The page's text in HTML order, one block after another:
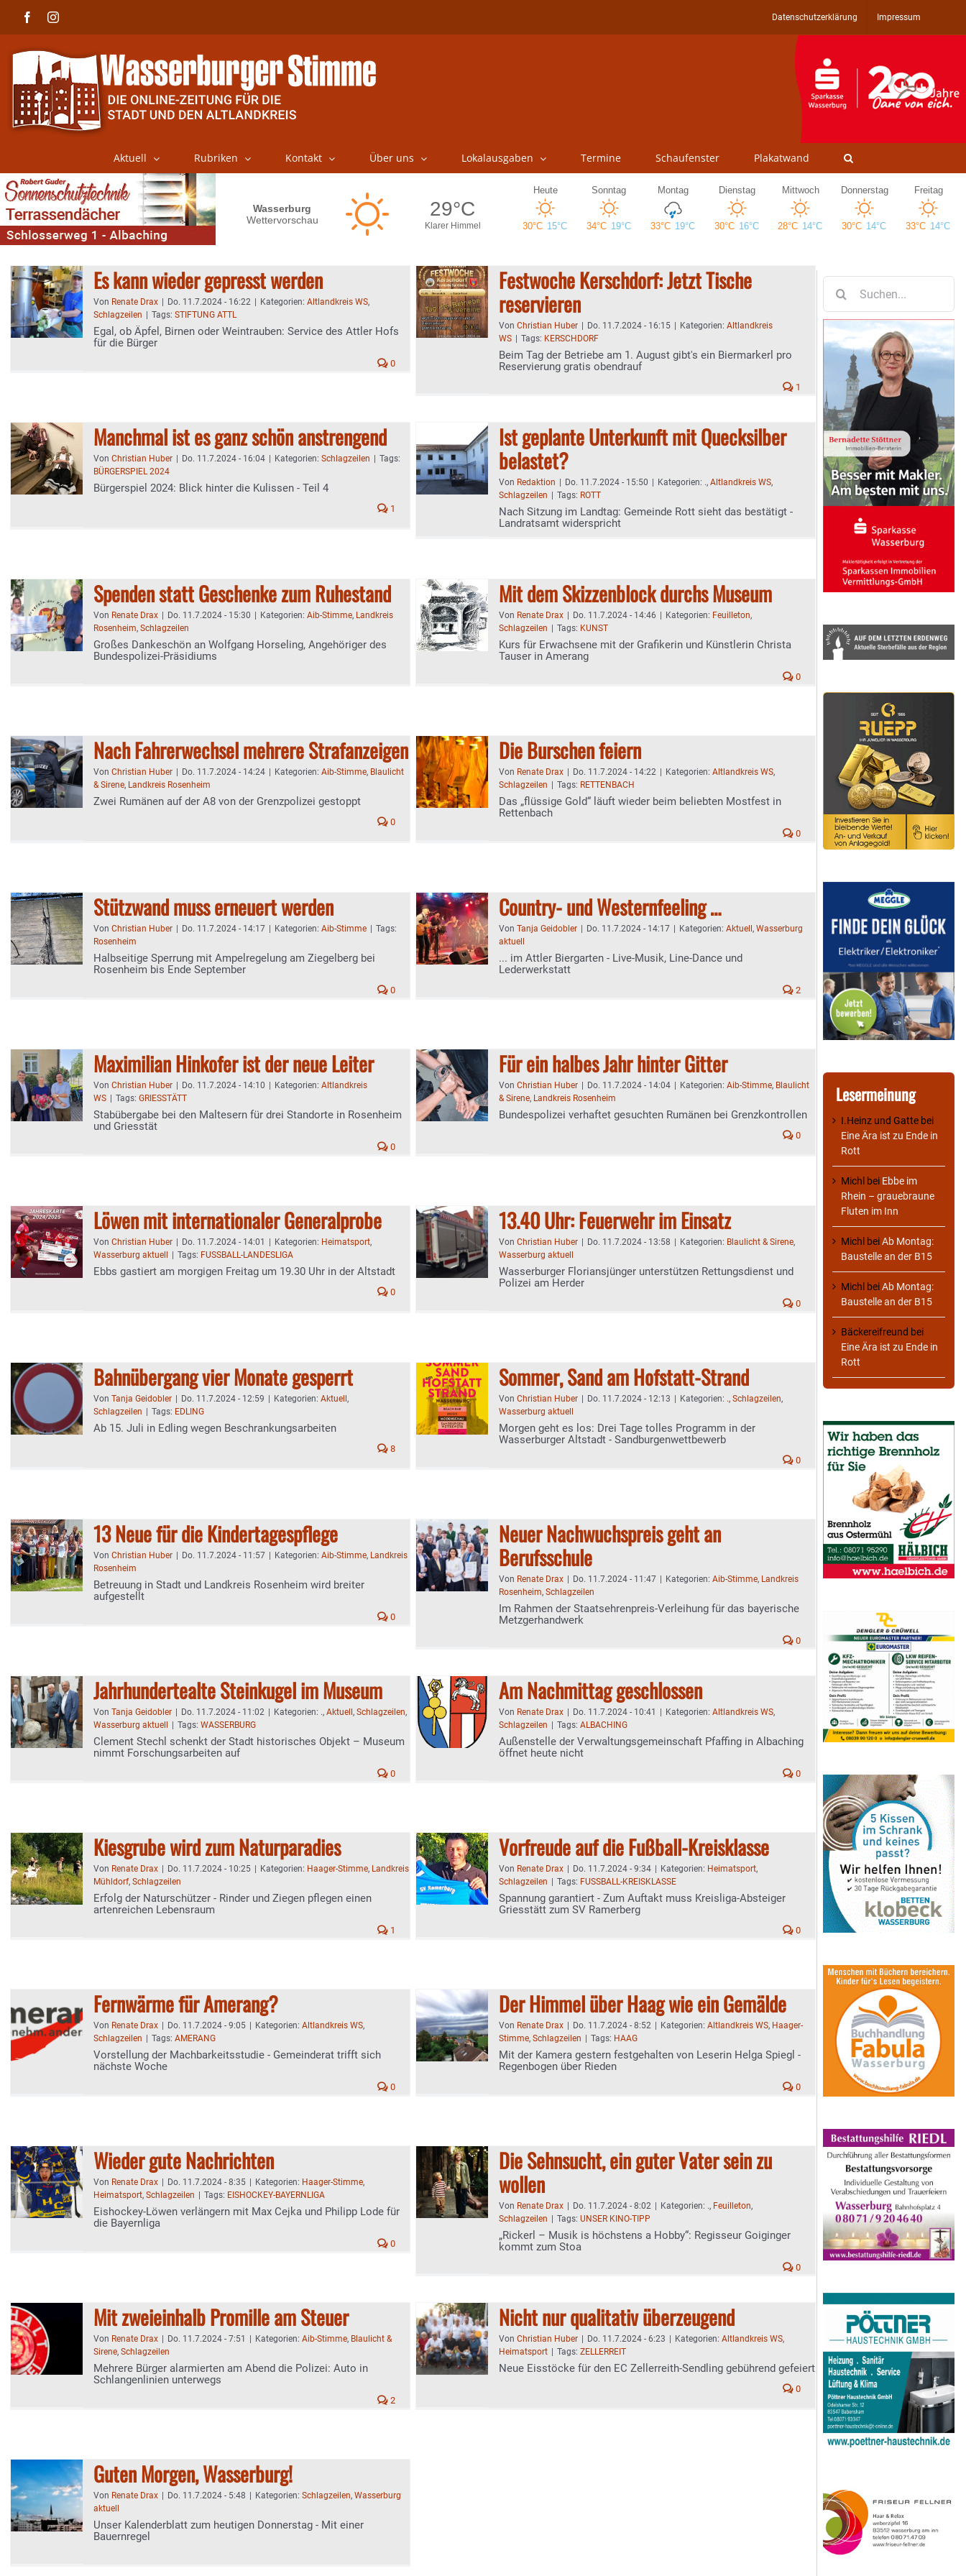
FacebookInstagram Datenschutzerklärung Impressum
Aktuell Rubriken Kontakt Über uns Lokalausgaben Termine Schaufenster Plakatwand
Es kann wieder gepresst werden
Von Renate Drax Do. 11.7.2024 - 16:22 Kategorien: Altlandkreis WS,
Schlagzeilen
Tags: STIFTUNG ATTL
Egal, ob Äpfel, Birnen oder Weintrauben: Service des Attler Hofs
für die Bürger
0
Festwoche Kerschdorf: Jetzt Tische
reservieren
Von Christian Huber Do. 11.7.2024 - 16:15 Kategorien: Altlandkreis
WS
Tags: KERSCHDORF
Beim Tag der Betriebe am 1. August gibt's ein Biermarkerl pro
Reservierung gratis obendrauf
1
Manchmal ist es ganz schön anstrengend
Von Christian Huber Do. 11.7.2024 - 16:04 Kategorien: Schlagzeilen
Tags:
BÜRGERSPIEL 2024
Bürgerspiel 2024: Blick hinter die Kulissen - Teil 4
1
Ist geplante Unterkunft mit Quecksilber
belastet?
Von Redaktion Do. 11.7.2024 - 15:50 Kategorien: ., Altlandkreis WS,
Schlagzeilen
Tags: ROTT
Nach Sitzung im Landtag: Gemeinde Rott sieht das bestätigt -
Landratsamt widerspricht
Spenden statt Geschenke zum Ruhestand
Von Renate Drax Do. 11.7.2024 - 15:30 Kategorien: Aib-Stimme, Landkreis
Rosenheim, Schlagzeilen
Großes Dankeschön an Wolfgang Horseling, Angehöriger des
Bundespolizei-Präsidiums
Mit dem Skizzenblock durchs Museum
Von Renate Drax Do. 11.7.2024 - 14:46 Kategorien: Feuilleton,
Schlagzeilen
Tags: KUNST
Kurs für Erwachsene mit der Grafikerin und Künstlerin Christa
Tauser in Amerang
0
Nach Fahrerwechsel mehrere Strafanzeigen
Von Christian Huber Do. 11.7.2024 - 14:24 Kategorien: Aib-Stimme, Blaulicht
& Sirene, Landkreis Rosenheim
Zwei Rumänen auf der A8 von der Grenzpolizei gestoppt
0
Die Burschen feiern
Von Renate Drax Do. 11.7.2024 - 14:22 Kategorien: Altlandkreis WS,
Schlagzeilen
Tags: RETTENBACH
Das „flüssige Gold“ läuft wieder beim beliebten Mostfest in
Rettenbach
0
Stützwand muss erneuert werden
Von Christian Huber Do. 11.7.2024 - 14:17 Kategorien: Aib-Stimme
Tags:
Rosenheim
Halbseitige Sperrung mit Ampelregelung am Ziegelberg bei
Rosenheim bis Ende September
0
Country- und Westernfeeling …
Von Tanja Geidobler Do. 11.7.2024 - 14:17 Kategorien: Aktuell , Wasserburg
aktuell
... im Attler Biergarten - Live-Musik, Line-Dance und
Lederwerkstatt
2
Maximilian Hinkofer ist der neue Leiter
Von Christian Huber Do. 11.7.2024 - 14:10 Kategorien: Altlandkreis
WS
Tags: GRIESSTÄTT
Stabübergabe bei den Maltesern für drei Standorte in Rosenheim
und Griesstät
0
Für ein halbes Jahr hinter Gitter
Von Christian Huber Do. 11.7.2024 - 14:04 Kategorien: Aib-Stimme, Blaulicht
& Sirene, Landkreis Rosenheim
Bundespolizei verhaftet gesuchten Rumänen bei Grenzkontrollen
0
Löwen mit internationaler Generalprobe
Von Christian Huber Do. 11.7.2024 - 14:01 Kategorien: Heimatsport,
Wasserburg aktuell
Tags: FUSSBALL-LANDESLIGA
Ebbs gastiert am morgigen Freitag um 19.30 Uhr in der Altstadt
0
13.40 Uhr: Feuerwehr im Einsatz
Von Christian Huber Do. 11.7.2024 - 13:58 Kategorien: Blaulicht & Sirene,
Wasserburg aktuell
Wasserburger Floriansjünger unterstützen Rettungsdienst und
Polizei am Herder
0
Bahnübergang vier Monate gesperrt
Von Tanja Geidobler Do. 11.7.2024 - 12:59 Kategorien: Aktuell ,
Schlagzeilen
Tags: EDLING
Ab 15. Juli in Edling wegen Beschrankungsarbeiten
8
Sommer, Sand am Hofstatt-Strand
Von Christian Huber Do. 11.7.2024 - 12:13 Kategorien: ., Schlagzeilen,
Wasserburg aktuell
Morgen geht es los: Drei Tage tolles Programm in der
Wasserburger Altstadt - Sandburgenwettbewerb
0
13 Neue für die Kindertagespflege
Von Christian Huber Do. 11.7.2024 - 11:57 Kategorien: Aib-Stimme, Landkreis
Rosenheim
Betreuung in Stadt und Landkreis Rosenheim wird breiter
aufgestellt
0
Neuer Nachwuchspreis geht an
Berufsschule
Von Renate Drax Do. 11.7.2024 - 11:47 Kategorien: Aib-Stimme, Landkreis
Rosenheim, Schlagzeilen
Im Rahmen der Staatsehrenpreis-Verleihung für das bayerische
Metzgerhandwerk
0
Jahrhundertealte Steinkugel im Museum
Von Tanja Geidobler Do. 11.7.2024 - 11:02 Kategorien: ., Aktuell , Schlagzeilen,
Wasserburg aktuell
Tags: WASSERBURG
Clement Stechl schenkt der Stadt historisches Objekt – Museum
nimmt Forschungsarbeiten auf
0
Am Nachmittag geschlossen
Von Renate Drax Do. 11.7.2024 - 10:41 Kategorien: Altlandkreis WS,
Schlagzeilen
Tags: ALBACHING
Außenstelle der Verwaltungsgemeinschaft Pfaffing in Albaching
öffnet heute nicht
0
Kiesgrube wird zum Naturparadies
Von Renate Drax Do. 11.7.2024 - 10:25 Kategorien: Haager-Stimme, Landkreis
Mühldorf, Schlagzeilen
Erfolg der Naturschützer - Rinder und Ziegen pflegen einen
artenreichen Lebensraum
1
Vorfreude auf die Fußball-Kreisklasse
Von Renate Drax Do. 11.7.2024 - 9:34 Kategorien: Heimatsport,
Schlagzeilen
Tags: FUSSBALL-KREISKLASSE
Spannung garantiert - Zum Auftakt muss Kreisliga-Absteiger
Griesstätt zum SV Ramerberg
0
Fernwärme für Amerang?
Von Renate Drax Do. 11.7.2024 - 9:05 Kategorien: Altlandkreis WS,
Schlagzeilen
Tags: AMERANG
Vorstellung der Machbarkeitsstudie - Gemeinderat trifft sich
nächste Woche
0
Der Himmel über Haag wie ein Gemälde
Von Renate Drax Do. 11.7.2024 - 8:52 Kategorien: Altlandkreis WS, Haager-
Stimme, Schlagzeilen Tags: HAAG
Mit der Kamera gestern festgehalten von Leserin Helga Spiegl -
Regenbogen über Rieden
0
Wieder gute Nachrichten
Von Renate Drax Do. 11.7.2024 - 8:35 Kategorien: Haager-Stimme,
Heimatsport, Schlagzeilen Tags: EISHOCKEY-BAYERNLIGA
Eishockey-Löwen verlängern mit Max Cejka und Philipp Lode für
die Bayernliga
0
Die Sehnsucht, ein guter Vater sein zu
wollen
Von Renate Drax Do. 11.7.2024 - 8:02 Kategorien: ., Feuilleton,
Schlagzeilen
Tags: UNSER KINO-TIPP
„Rickerl – Musik is höchstens a Hobby“: Regisseur Goiginger
kommt zum Stoa
0
Mit zweieinhalb Promille am Steuer
Von Renate Drax Do. 11.7.2024 - 7:51 Kategorien: Aib-Stimme, Blaulicht &
Sirene, Schlagzeilen
Mehrere Bürger alarmierten am Abend die Polizei: Auto in
Schlangenlinien unterwegs
2
Nicht nur qualitativ überzeugend
Von Christian Huber Do. 11.7.2024 - 6:23 Kategorien: Altlandkreis WS,
Heimatsport
Tags: ZELLERREIT
Neue Eisstöcke für den EC Zellerreith-Sendling gebührend gefeiert
0
Guten Morgen, Wasserburg!
Von Renate Drax Do. 11.7.2024 - 5:48 Kategorien: Schlagzeilen, Wasserburg
aktuell
Unser Kalenderblatt zum heutigen Donnerstag - Mit einer
Bauernregel
nach:
Lesermeinung
I.Heinz und Gatte bei
Eine Ära ist zu Ende in
Rott
Michl bei Ebbe im
Rhein – grauebraune
Fluten im Inn
Michl beiAb Montag:
Baustelle an der B15
Michl beiAb Montag:
Baustelle an der B15
Bäckereifreund bei
Eine Ära ist zu Ende in
Rott